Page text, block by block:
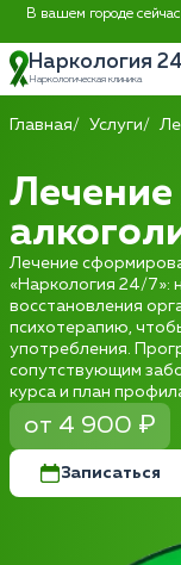
В вашем городе
Наркология
Наркологическая клиника
Главная Услуги
Лечение
Лечение
«Наркология 24/7»:
восстановления
психотерапию,
употребления.
сопутствующим
курса и план
от 4 900 ₽
Записаться